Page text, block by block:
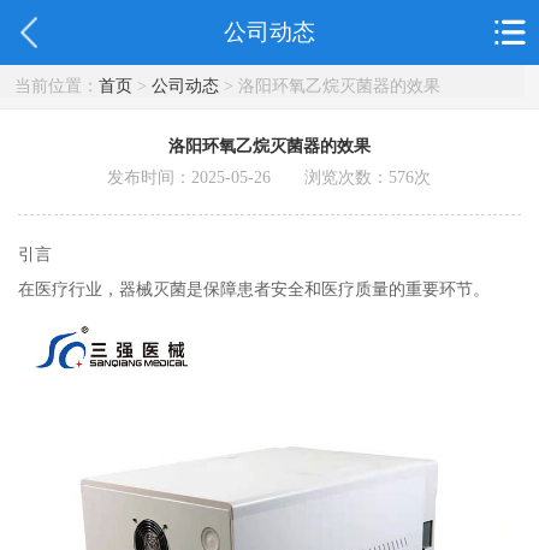
公司动态
当前位置： 首页> 公司动态> 洛阳环氧乙烷灭菌器的效果
洛阳环氧乙烷灭菌器的效果
发布时间：2025-05-26 浏览次数： 576次
引言
在医疗行业，器械灭菌是保障患者安全和医疗质量的重要环节。